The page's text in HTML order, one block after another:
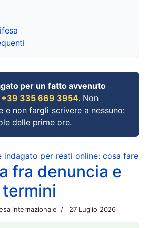
per un fatto avvenuto
+39 335 669 3954. Non
e non fargli scrivere a nessuno:
delle prime ore.
indagato per reati online: cosa fare
fra denuncia e
internazionale 27 Luglio 2026